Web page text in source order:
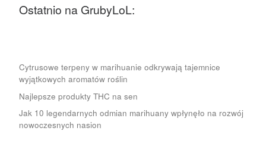
Ostatnio na GrubyLoL:
Cytrusowe terpeny w marihuanie odkrywają tajemnice
wyjątkowych aromatów roślin
Najlepsze produkty THC na sen
Jak 10 legendarnych odmian marihuany wpłynęło na rozwój
nowoczesnych nasion